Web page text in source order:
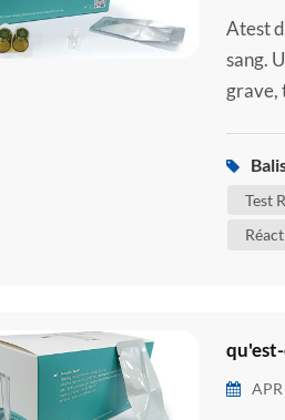
Atest
sang.
grave,
Test